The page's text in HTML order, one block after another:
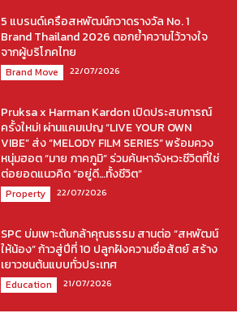
5 แบรนด์เครือสหพัฒน์กวาดรางวัล No. 1
Brand Thailand 2026 ตอกย้ำความไว้วางใจ
จากผู้บริโภคไทย
Brand Move 22/07/2026
Pruksa x Harman Kardon เปิดประสบการณ์
ครั้งใหม่! ผ่านแคมเปญ “LIVE YOUR OWN
VIBE” ส่ง “MELODY FILM SERIES” พร้อมควง
หนุ่มฮอต “มาย ภาคภูมิ” ร่วมค้นหาจังหวะชีวิตที่ใช่
ต่อยอดแนวคิด “อยู่ดี…ทั้งชีวิต”
Property 22/07/2026
SPC บ่มเพาะต้นกล้าคุณธรรม สานต่อ “สหพัฒน์
ให้น้อง” ก้าวสู่ปีที่ 10 ปลูกฝังความซื่อสัตย์ สร้าง
เยาวชนต้นแบบทั่วประเทศ
Education 21/07/2026